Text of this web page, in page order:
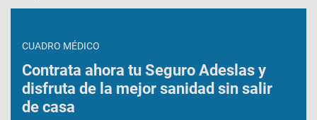
CUADRO MÉDICO
Contrata ahora tu Seguro Adeslas y
disfruta de la mejor sanidad sin salir
de casa